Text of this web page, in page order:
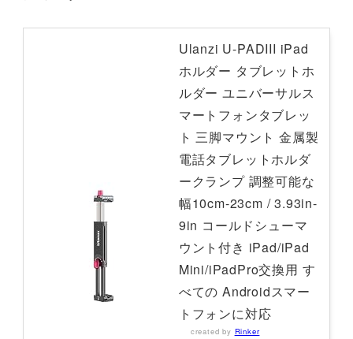
Ulanzi U-PADIII iPad
ホルダー タブレットホ
ルダー ユニバーサルス
マートフォンタブレッ
ト 三脚マウント 金属製
電話タブレットホルダ
ークランプ 調整可能な
幅10cm-23cm / 3.93in-
9in コールドシューマ
ウント付き iPad/iPad
Mini/iPadPro交換用 す
べての Androidスマー
トフォンに対応
created by Rinker